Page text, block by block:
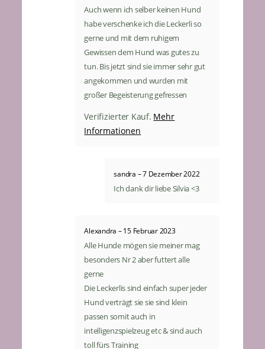
Auch wenn ich selber keinen Hund
habe verschenke ich die Leckerli so
gerne und mit dem ruhigem
Gewissen dem Hund was gutes zu
tun. Bis jetzt sind sie immer sehr gut
angekommen und wurden mit
großer Begeisterung gefressen
Verifizierter Kauf. Mehr
Informationen
sandra –7 Dezember 2022
Ich dank dir liebe Silvia <3
Alexandra –15 Februar 2023
Alle Hunde mögen sie meiner mag
besonders Nr 2 aber futtert alle
gerne
Die Leckerlis sind einfach super jeder
Hund verträgt sie sie sind klein
passen somit auch in
intelligenzspielzeug etc & sind auch
toll fürs Training